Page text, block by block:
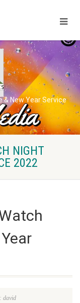
New Year Service
NIGHT
2022
david